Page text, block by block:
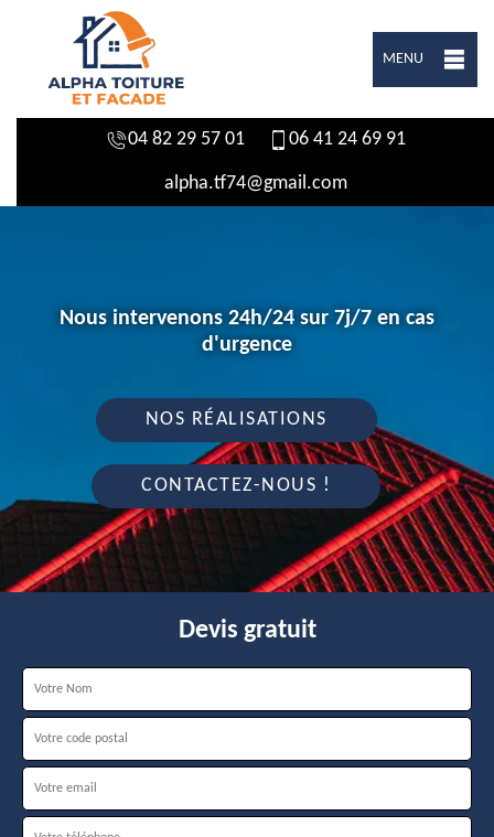
MENU
04 82 29 57 01 06 41 24 69 91
alpha.tf74@gmail.com
Nous intervenons 24h/24 sur 7j/7 en cas
d'urgence
NOS RÉALISATIONS
CONTACTEZ-NOUS !
Devis gratuit